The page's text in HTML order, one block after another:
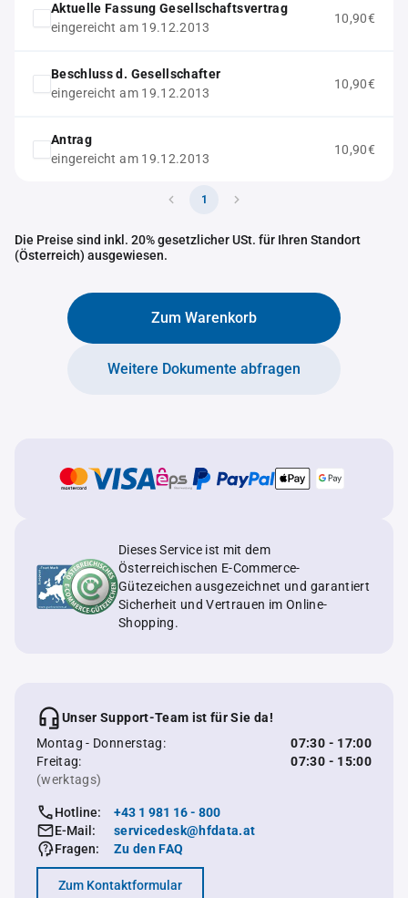
Aktuelle Fassung Gesellschaftsvertrag
eingereicht am 19.12.2013
10,90€
Beschluss d. Gesellschafter
eingereicht am 19.12.2013
10,90€
Antrag
eingereicht am 19.12.2013
10,90€
1
Die Preise sind inkl. 20% gesetzlicher USt. für Ihren Standort
(Österreich) ausgewiesen.
Zum Warenkorb
Weitere Dokumente abfragen
Dieses Service ist mit dem
Österreichischen E-Commerce-
Gütezeichen ausgezeichnet und garantiert
Sicherheit und Vertrauen im Online-
Shopping.
Unser Support-Team ist für Sie da!
Montag - Donnerstag:
07:30 - 17:00
Freitag:
07:30 - 15:00
(werktags)
Hotline:
+43 1 981 16 - 800
E-Mail:
servicedesk@hfdata.at
Fragen:
Zu den FAQ
Zum Kontaktformular